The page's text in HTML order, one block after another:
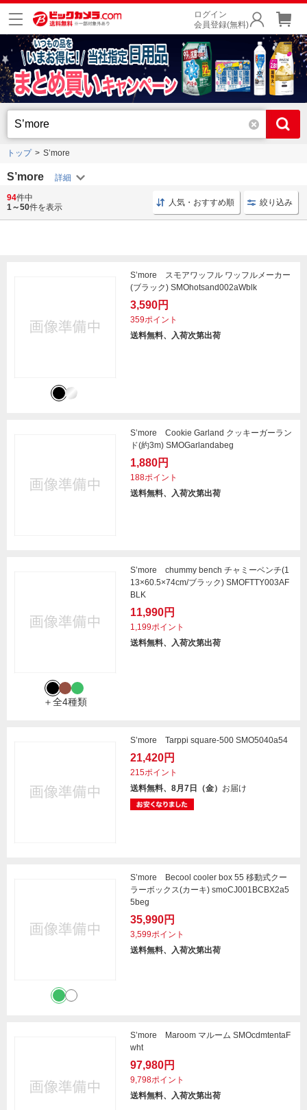
ログイン
会員登録(無料)
トップ S’more
S’more
S’more キャンプチェア S’more テント S’more チェ
94件中
1～50件を表示 人気・おすすめ順 絞り込み
S’more スモアワッフル ワッフルメーカー
(ブラック) SMOhotsand002aWblk
3,590円
359ポイント
送料無料、入荷次第出荷
S’more Cookie Garland クッキーガーラン
ド(約3m) SMOGarlandabeg
1,880円
188ポイント
送料無料、入荷次第出荷
＋全4種類
S’more chummy bench チャミーベンチ(1
13×60.5×74cm/ブラック) SMOFTTY003AF
BLK
11,990円
1,199ポイント
送料無料、入荷次第出荷
S’more Tarppi square-500 SMO5040a54
21,420円
215ポイント
送料無料、8月7日（金） お届け
S’more Becool cooler box 55 移動式クー
ラーボックス(カーキ) smoCJ001BCBX2a5
5beg
35,990円
3,599ポイント
送料無料、入荷次第出荷
S’more Maroom マルーム SMOcdmtentaF
wht
97,980円
9,798ポイント
送料無料、入荷次第出荷